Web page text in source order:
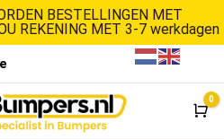
BESTELLINGEN MET
REKENING MET 3-7 werkdagen
De
0